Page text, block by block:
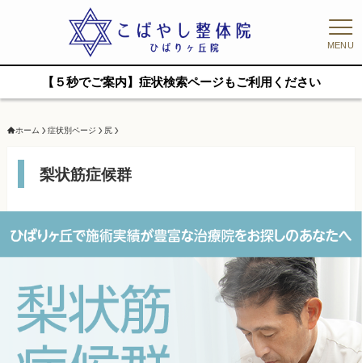
MENU
【５秒でご案内】症状検索ページもご利用ください
ホーム 症状別ページ 尻
梨状筋症候群